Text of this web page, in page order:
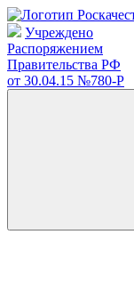
Учреждено
Распоряжением
Правительства РФ
от 30.04.15 №780-Р